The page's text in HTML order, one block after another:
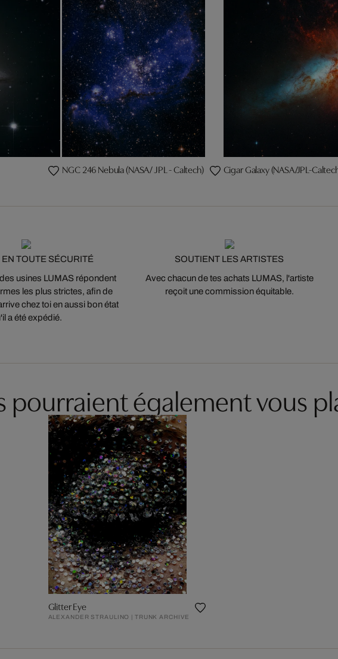
NGC 246 Nebula (NASA/ JPL - Caltech) Cigar Galaxy (NASA/JPL-
TOUTE SÉCURITÉ
usines LUMAS répondent
les plus strictes, afin de
chez toi en aussi bon état
a été expédié.
SOUTIENT LES ARTISTES
Avec chacun de tes achats LUMAS, l'artiste
reçoit une commission équitable.
pourraient également vous
Glitter Eye
ALEXANDER STRAULINO | TRUNK ARCHIVE